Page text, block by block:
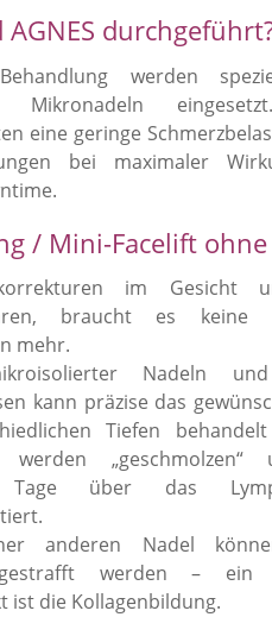
werden
Mikronadeln
eine geringe
bei maximaler
/ Mini-Facelift
im Gesicht
braucht es keine
mehr.
Nadeln
kann präzise das
Tiefen
werden
Tage über das
anderen Nadel
werden – ein
ist die Kollagenbildung.